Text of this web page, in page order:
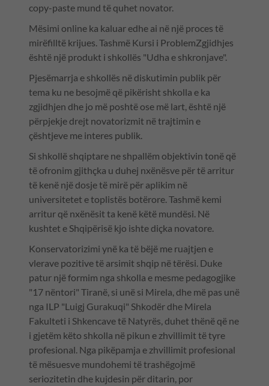
copy-paste mund të quhet novator.
Mësimi online ka kaluar edhe ai në një proces të
mirëfilltë krijues. Tashmë Kursi i ProblemZgjidhjes
është një produkt i shkollës "Udha e shkronjave".
Pjesëmarrja e shkollës në diskutimin publik për
tema ku ne besojmë që pikërisht shkolla e ka
zgjidhjen dhe jo më poshtë ose më lart, është një
përpjekje drejt novatorizmit në trajtimin e
çështjeve me interes publik.
Si shkollë shqiptare ne shpallëm objektivin tonë që
të ofronim gjithçka u duhej nxënësve për të arritur
të kenë një dosje të mirë për aplikim në
universitetet e toplistës botërore. Tashmë kemi
arritur që nxënësit ta kenë këtë mundësi. Në
kushtet e Shqipërisë kjo ishte diçka novatore.
Konservatorizimi ynë ka të bëjë me ruajtjen e
vlerave pozitive të arsimit shqip në tërësi. Duke
patur një formim nga shkolla e mesme pedagogjike
"17 nëntori" Tiranë, si unë si Mirela, dhe më pas unë
nga ILP "Luigj Gurakuqi" Shkodër dhe Mirela
Fakulteti i Shkencave të Natyrës, duhet thënë që ne
i gjetëm këto shkolla në pikun e zhvillimit të tyre
profesional. Nga pikëpamja e zhvillimit profesional
të mësuesve mundohemi të trashëgojmë
seriozitetin dhe kujdesin për ditarin, por